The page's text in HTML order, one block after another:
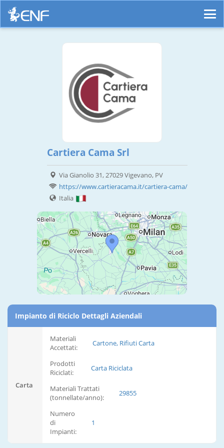
Cartiera Cama Srl
Via Gianolio 31, 27029 Vigevano, PV
https://www.cartieracama.it/cartiera-cama/
Italia
Impianto di Riciclo Dettagli Aziendali
Carta
Materiali
Accettati:
Cartone, Rifiuti Carta
Prodotti
Riciclati:
Carta Riciclata
Materiali Trattati
(tonnellate/anno):
29855
Numero
di
Impianti:
1